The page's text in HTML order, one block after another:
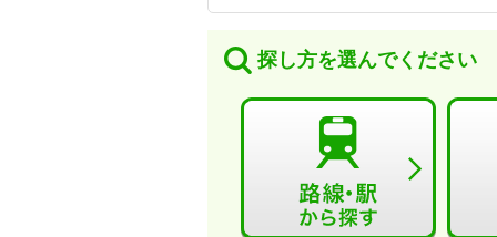
探し方を選んでください